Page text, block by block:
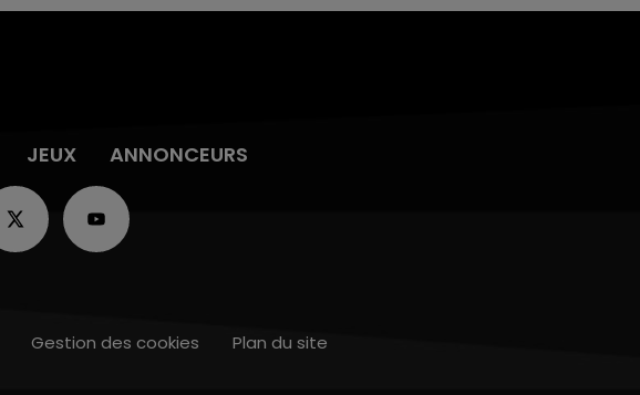
JEUX ANNONCEURS
Gestion des cookies Plan du site